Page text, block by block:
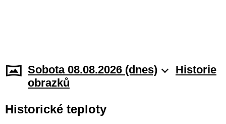
Sobota 08.08.2026 (dnes)
Historie
obrazků
Historické teploty